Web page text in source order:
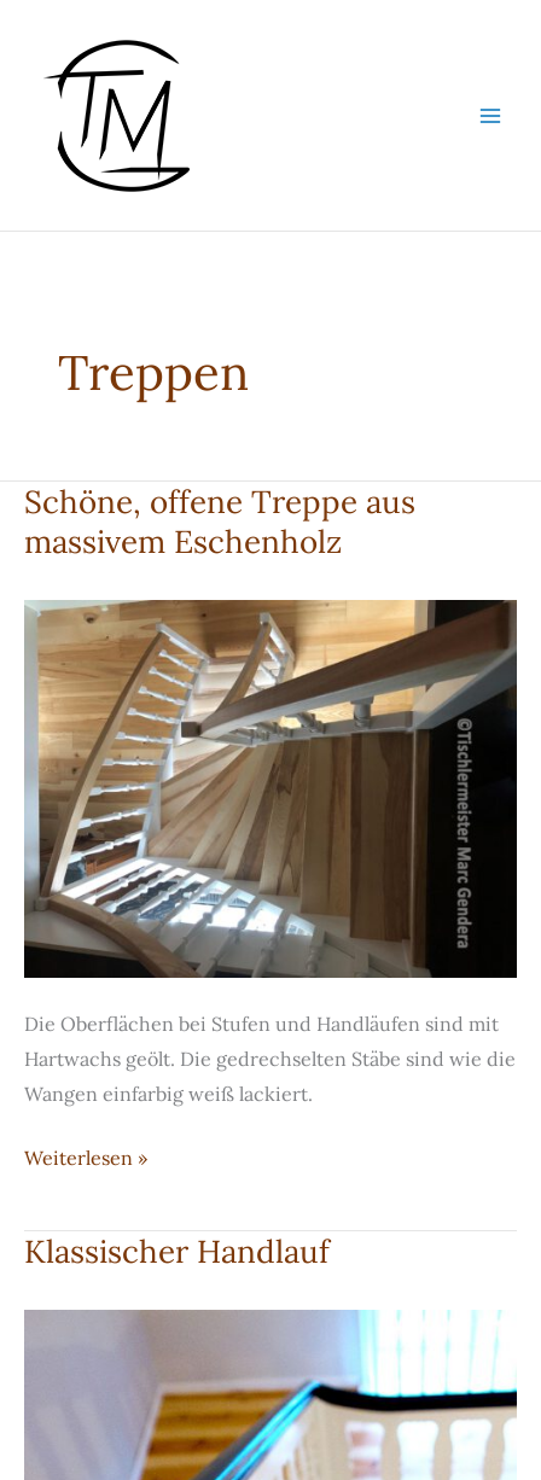
springen
Treppen
Schöne, offene Treppe aus
massivem Eschenholz
Die Oberflächen bei Stufen und Handläufen sind mit
Hartwachs geölt. Die gedrechselten Stäbe sind wie die
Wangen einfarbig weiß lackiert.
Schöne,
Treppe
aus
Weiterlesen »
Klassischer Handlauf